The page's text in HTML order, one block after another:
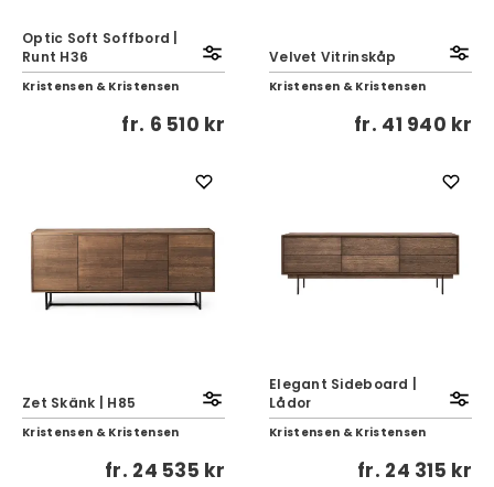
Optic Soft Soffbord |
Runt H36
Kristensen & Kristensen
fr. 6 510 kr
Velvet Vitrinskåp
Kristensen & Kristensen
fr. 41 940 kr
Zet Skänk | H85
Kristensen & Kristensen
fr. 24 535 kr
Elegant Sideboard |
Lådor
Kristensen & Kristensen
fr. 24 315 kr